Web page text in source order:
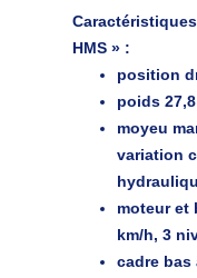
HMS »:
position
poids
moyeu
variation
moteur et
km/h, 3
cadre bas